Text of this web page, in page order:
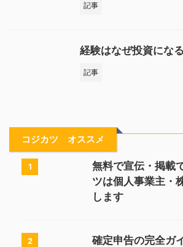
記事
経験はなぜ投資にな
記事
コジカツ オススメ
1
無料で宣伝・掲載
ツは個人事業主・
します
2
確定申告の完全